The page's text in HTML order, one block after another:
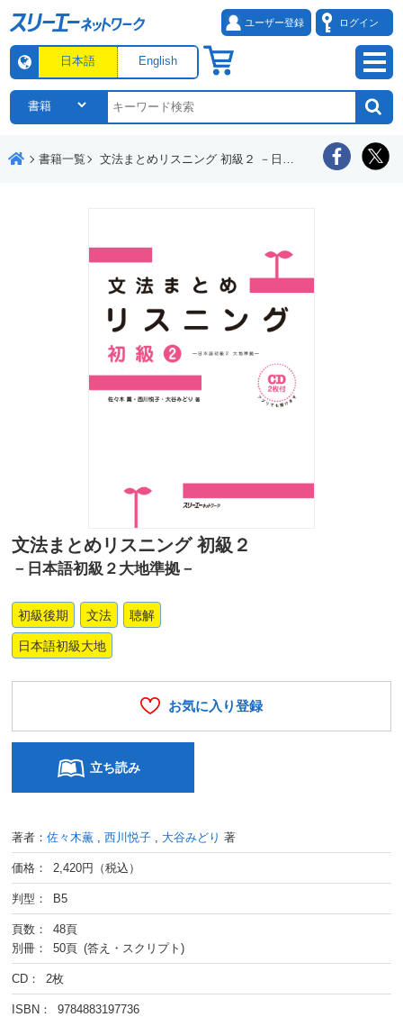
ユーザー登録 ログイン
日本語 English
書籍一覧 文法まとめリスニング 初級２ －日本語初級２大地準拠－
文法まとめリスニング 初級２
－日本語初級２大地準拠－
初級後期 文法 聴解
日本語初級大地
お気に入り登録
立ち読み
著者：佐々木薫 ,西川悦子 大谷みどり 著
価格： 2,420円（税込）
判型： B5
頁数： 48頁
別冊： 50頁 (答え・スクリプト)
CD： 2枚
ISBN： 9784883197736